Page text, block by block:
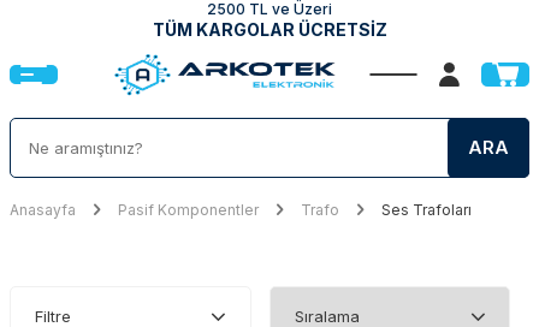
2500 TL ve Üzeri
TÜM KARGOLAR ÜCRETSİZ
ARA
Anasayfa Pasif Komponentler Trafo Ses Trafoları
Filtre